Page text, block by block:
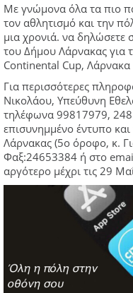
Με γνώμονα όλα τα πιο
τον αθλητισμό και την
μια χρονιά. να
του Δήμου Λάρνακας για
Continental Cup,
Για περισσότερες
Νικολάου, Υπεύθυνη
τηλέφωνα 99817979,
επισυνημμένο έντυπο
Λάρνακας (5ο όροφο, κ.
Φαξ:24653384 ή στο
αργότερο μέχρι τις 29